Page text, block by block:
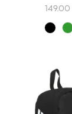
149.00